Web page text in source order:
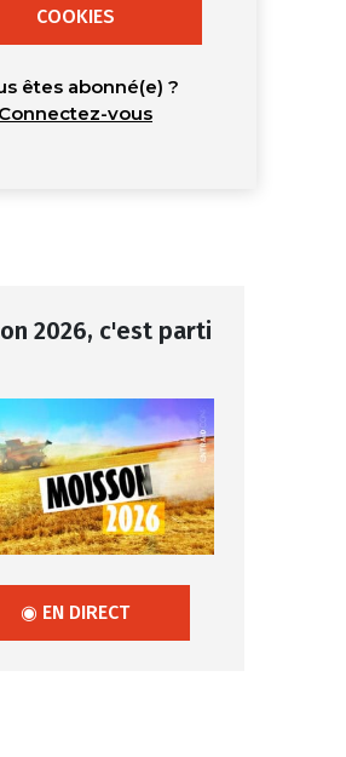
COOKIES
êtes abonné(e) ?
Connectez-vous
2026, c'est parti
◉ EN DIRECT